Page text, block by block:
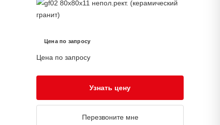
Цена по запросу
Цена по запросу
Узнать цену
Перезвоните мне